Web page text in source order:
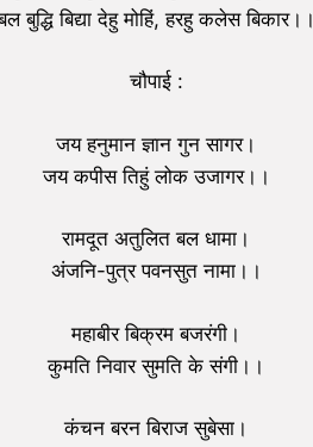
बुद्धि बिद्या देहु मोहिं, हरहु कलेस बिकार।।
चौपाई :
जय हनुमान ज्ञान गुन सागर।
जय कपीस तिहुं लोक उजागर।।
रामदूत अतुलित बल धामा।
अंजनि-पुत्र पवनसुत नामा।।
महाबीर बिक्रम बजरंगी।
कुमति निवार सुमति के संगी।।
कंचन बरन बिराज सुबेसा।